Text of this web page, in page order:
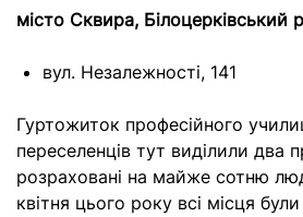
місто Сквира, Білоцерківський
вул. Незалежності, 141
Гуртожиток професійного
переселенців тут виділили два
розраховані на майже сотню
квітня цього року всі місця